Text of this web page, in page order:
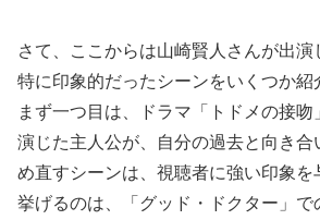
さて、ここからは山崎賢人さんが出演
特に印象的だったシーンをいくつか紹
まず一つ目は、ドラマ「トドメの接
演じた主人公が、自分の過去と向き合
め直すシーンは、視聴者に強い印象を
挙げるのは、「グッド・ドクター」で